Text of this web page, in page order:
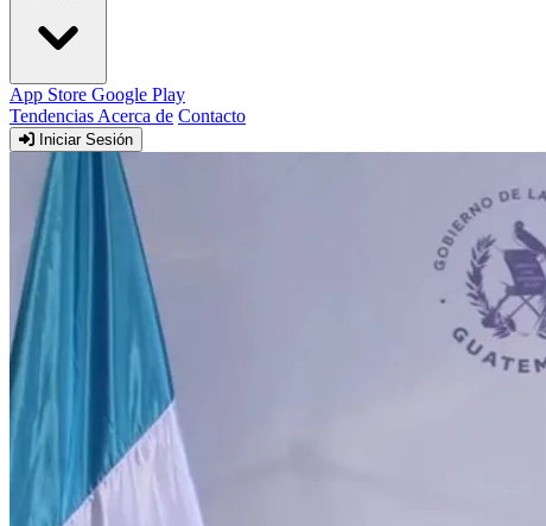
App Store Google Play
Tendencias Acerca de Contacto
Iniciar Sesión